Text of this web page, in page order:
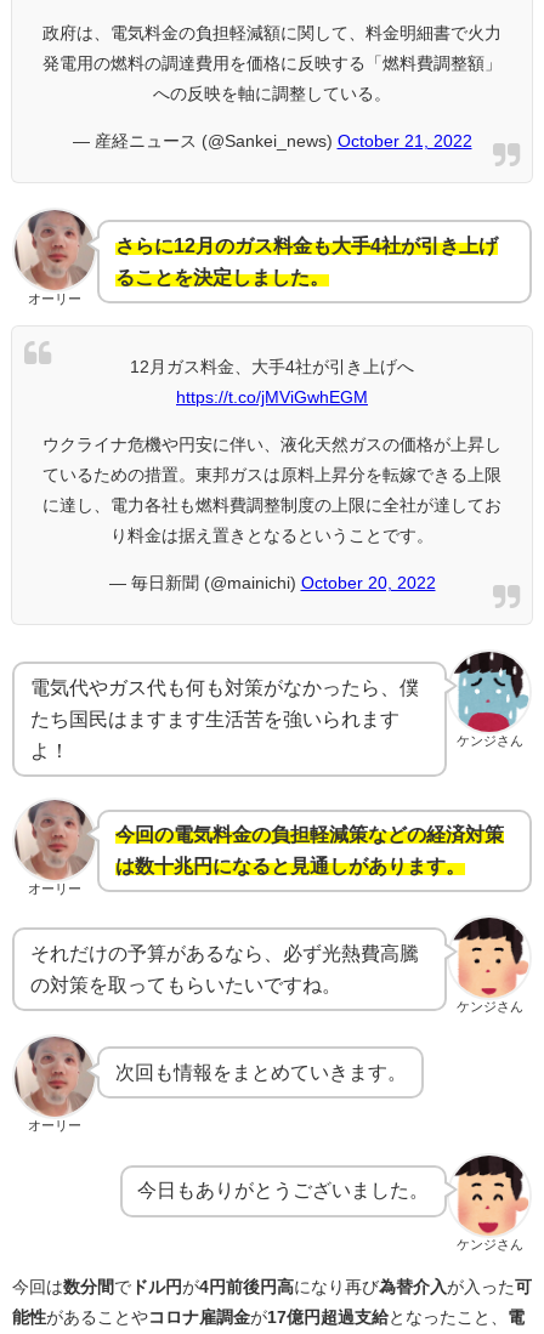
政府は、電気料金の負担軽減額に関して、料金明細書で火力
発電用の燃料の調達費用を価格に反映する「燃料費調整額」
への反映を軸に調整している。
— 産経ニュース (@Sankei_news) October 21, 2022
オーリー
さらに12月のガス料金も大手4社が引き上げ
ることを決定しました。
12月ガス料金、大手4社が引き上げへ
https://t.co/jMViGwhEGM
ウクライナ危機や円安に伴い、液化天然ガスの価格が上昇し
ているための措置。東邦ガスは原料上昇分を転嫁できる上限
に達し、電力各社も燃料費調整制度の上限に全社が達してお
り料金は据え置きとなるということです。
— 毎日新聞 (@mainichi) October 20, 2022
ケンジさん
電気代やガス代も何も対策がなかったら、僕
たち国民はますます生活苦を強いられます
よ！
オーリー
今回の電気料金の負担軽減策などの経済対策
は数十兆円になると見通しがあります。
ケンジさん
それだけの予算があるなら、必ず光熱費高騰
の対策を取ってもらいたいですね。
オーリー
次回も情報をまとめていきます。
ケンジさん
今日もありがとうございました。
今回は数分間 で ドル円が4円前後円高になり再び為替介入が入った可
能性があることやコロナ雇調金が17億円超過支給となったこと、 電